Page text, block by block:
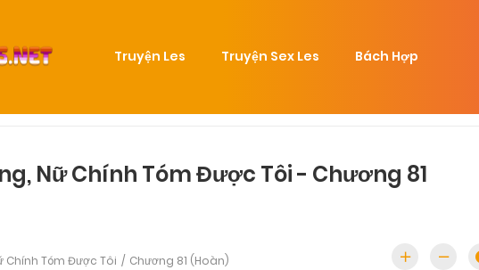
Truyện Les Truyện Sex Les Bách Hợp
Nữ Chính Tóm Được Tôi - Chương 81
Chính Tóm Được Tôi Chương 81 (Hoàn)